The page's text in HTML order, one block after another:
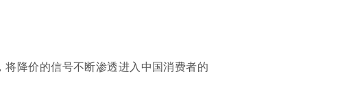
降价的信号不断渗透进入中国消费者的